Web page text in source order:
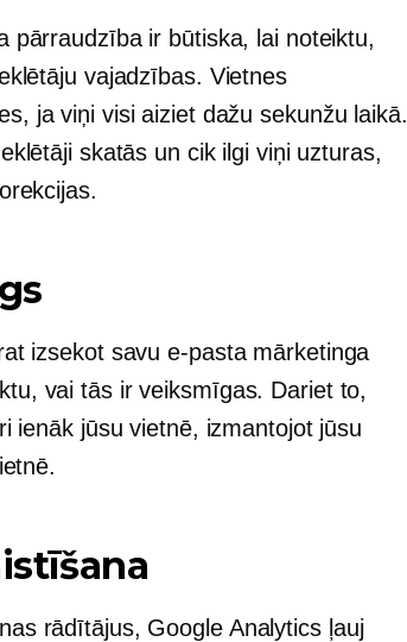
pārraudzība ir būtiska, lai noteiktu,
vajadzības. Vietnes
ja viņi visi aiziet dažu sekunžu laikā.
skatās un cik ilgi viņi uzturas,
izsekot savu e-pasta mārketinga
vai tās ir veiksmīgas. Dariet to,
ienāk jūsu vietnē, izmantojot jūsu
rādītājus, Google Analytics ļauj